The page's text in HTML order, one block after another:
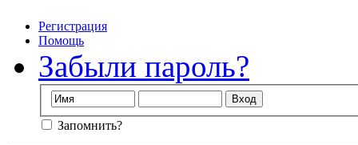
Регистрация
Помощь
Забыли пароль?
Запомнить?